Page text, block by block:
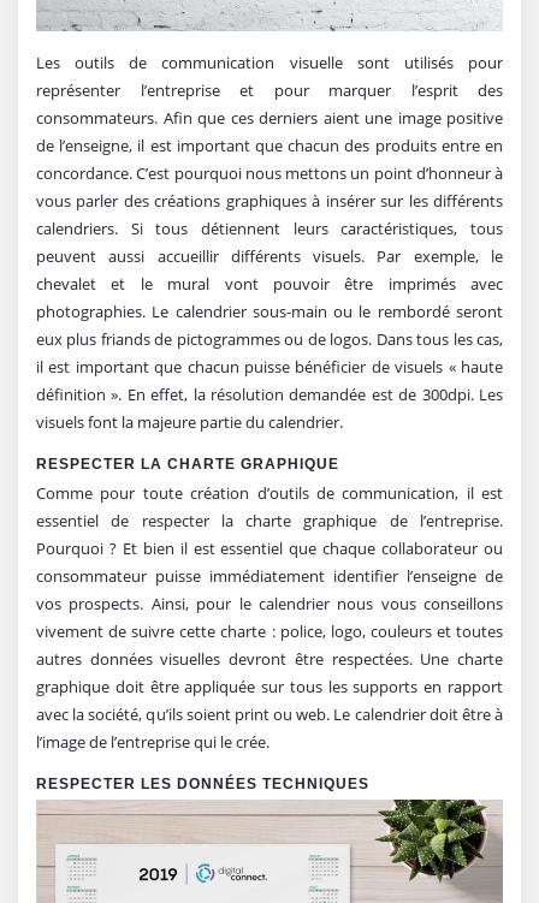
Les outils de communication visuelle sont utilisés pour
représenter l’entreprise et pour marquer l’esprit des
consommateurs. Afin que ces derniers aient une image positive
de l’enseigne, il est important que chacun des produits entre en
concordance. C’est pourquoi nous mettons un point d’honneur à
vous parler des créations graphiques à insérer sur les différents
calendriers. Si tous détiennent leurs caractéristiques, tous
peuvent aussi accueillir différents visuels. Par exemple, le
chevalet et le mural vont pouvoir être imprimés avec
photographies. Le calendrier sous-main ou le rembordé seront
eux plus friands de pictogrammes ou de logos. Dans tous les cas,
il est important que chacun puisse bénéficier de visuels « haute
définition ». En effet, la résolution demandée est de 300dpi. Les
visuels font la majeure partie du calendrier.
RESPECTER LA CHARTE GRAPHIQUE
Comme pour toute création d’outils de communication, il est
essentiel de respecter la charte graphique de l’entreprise.
Pourquoi ? Et bien il est essentiel que chaque collaborateur ou
consommateur puisse immédiatement identifier l’enseigne de
vos prospects. Ainsi, pour le calendrier nous vous conseillons
vivement de suivre cette charte : police, logo, couleurs et toutes
autres données visuelles devront être respectées. Une charte
graphique doit être appliquée sur tous les supports en rapport
avec la société, qu’ils soient print ou web. Le calendrier doit être à
l’image de l’entreprise qui le crée.
RESPECTER LES DONNÉES TECHNIQUES